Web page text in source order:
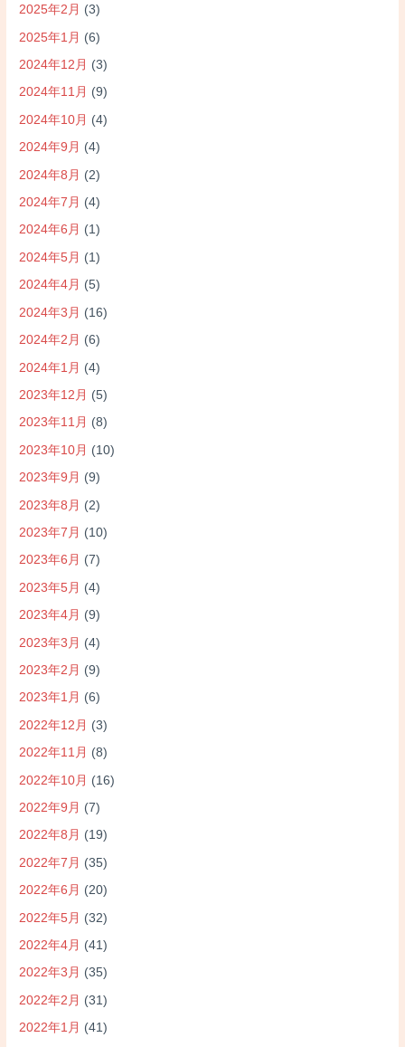
2025年2月 (3)
2025年1月 (6)
2024年12月 (3)
2024年11月 (9)
2024年10月 (4)
2024年9月 (4)
2024年8月 (2)
2024年7月 (4)
2024年6月 (1)
2024年5月 (1)
2024年4月 (5)
2024年3月 (16)
2024年2月 (6)
2024年1月 (4)
2023年12月 (5)
2023年11月 (8)
2023年10月 (10)
2023年9月 (9)
2023年8月 (2)
2023年7月 (10)
2023年6月 (7)
2023年5月 (4)
2023年4月 (9)
2023年3月 (4)
2023年2月 (9)
2023年1月 (6)
2022年12月 (3)
2022年11月 (8)
2022年10月 (16)
2022年9月 (7)
2022年8月 (19)
2022年7月 (35)
2022年6月 (20)
2022年5月 (32)
2022年4月 (41)
2022年3月 (35)
2022年2月 (31)
2022年1月 (41)